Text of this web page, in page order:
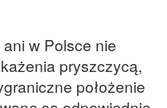
w Polsce nie
pryszczycą,
położenie